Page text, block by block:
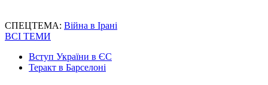
СПЕЦТЕМА: Війна в Ірані
ВСІ ТЕМИ
Вступ України в ЄС
Теракт в Барселоні